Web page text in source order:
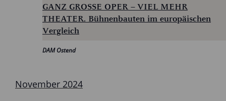
GANZ GROSSE OPER – VIEL MEHR
THEATER. Bühnenbauten im europäischen
Vergleich
DAM Ostend
November 2024